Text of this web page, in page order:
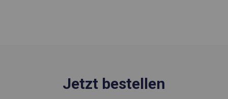
Jetzt bestellen